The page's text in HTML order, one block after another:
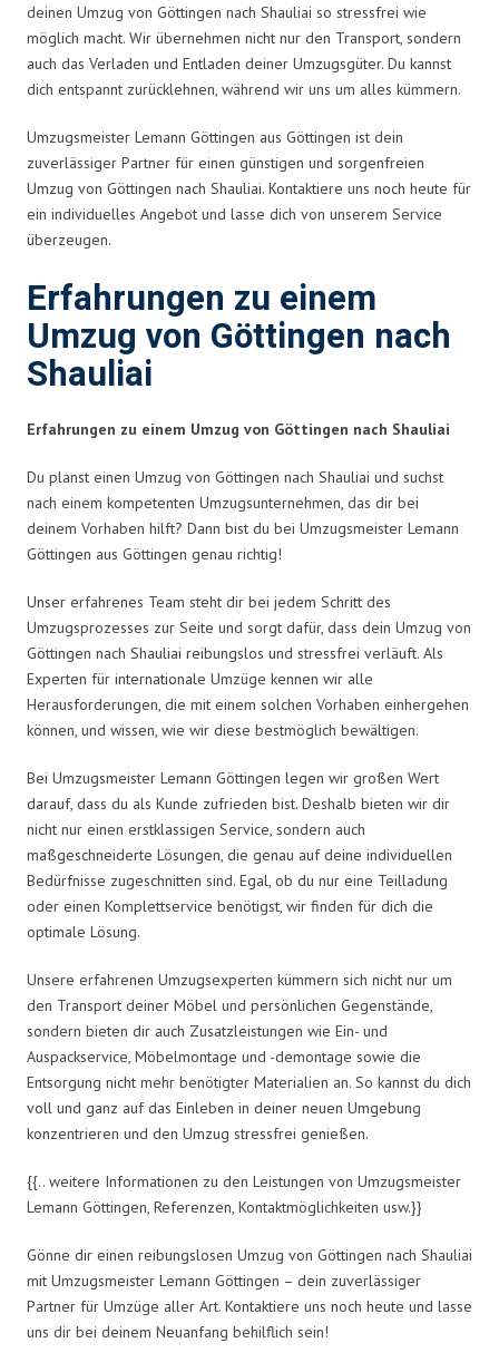
deinen Umzug von Göttingen nach Shauliai so stressfrei wie
möglich macht. Wir übernehmen nicht nur den Transport, sondern
auch das Verladen und Entladen deiner Umzugsgüter. Du kannst
dich entspannt zurücklehnen, während wir uns um alles kümmern.
Umzugsmeister Lemann Göttingen aus Göttingen ist dein
zuverlässiger Partner für einen günstigen und sorgenfreien
Umzug von Göttingen nach Shauliai. Kontaktiere uns noch heute für
ein individuelles Angebot und lasse dich von unserem Service
überzeugen.
Erfahrungen zu einem
Umzug von Göttingen nach
Shauliai
Erfahrungen zu einem Umzug von Göttingen nach Shauliai
Du planst einen Umzug von Göttingen nach Shauliai und suchst
nach einem kompetenten Umzugsunternehmen, das dir bei
deinem Vorhaben hilft? Dann bist du bei Umzugsmeister Lemann
Göttingen aus Göttingen genau richtig!
Unser erfahrenes Team steht dir bei jedem Schritt des
Umzugsprozesses zur Seite und sorgt dafür, dass dein Umzug von
Göttingen nach Shauliai reibungslos und stressfrei verläuft. Als
Experten für internationale Umzüge kennen wir alle
Herausforderungen, die mit einem solchen Vorhaben einhergehen
können, und wissen, wie wir diese bestmöglich bewältigen.
Bei Umzugsmeister Lemann Göttingen legen wir großen Wert
darauf, dass du als Kunde zufrieden bist. Deshalb bieten wir dir
nicht nur einen erstklassigen Service, sondern auch
maßgeschneiderte Lösungen, die genau auf deine individuellen
Bedürfnisse zugeschnitten sind. Egal, ob du nur eine Teilladung
oder einen Komplettservice benötigst, wir finden für dich die
optimale Lösung.
Unsere erfahrenen Umzugsexperten kümmern sich nicht nur um
den Transport deiner Möbel und persönlichen Gegenstände,
sondern bieten dir auch Zusatzleistungen wie Ein- und
Auspackservice, Möbelmontage und -demontage sowie die
Entsorgung nicht mehr benötigter Materialien an. So kannst du dich
voll und ganz auf das Einleben in deiner neuen Umgebung
konzentrieren und den Umzug stressfrei genießen.
{{.. weitere Informationen zu den Leistungen von Umzugsmeister
Lemann Göttingen, Referenzen, Kontaktmöglichkeiten usw.}}
Gönne dir einen reibungslosen Umzug von Göttingen nach Shauliai
mit Umzugsmeister Lemann Göttingen – dein zuverlässiger
Partner für Umzüge aller Art. Kontaktiere uns noch heute und lasse
uns dir bei deinem Neuanfang behilflich sein!